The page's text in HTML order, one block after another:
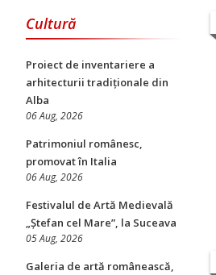
Cultură
Proiect de inventariere a
arhitecturii tradiționale din
Alba
06 Aug, 2026
Patrimoniul românesc,
promovat în Italia
06 Aug, 2026
Festivalul de Artă Medievală
„Ștefan cel Mare”, la Suceava
05 Aug, 2026
Galeria de artă românească,